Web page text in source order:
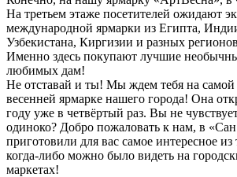
На третьем этаже посетителей ожидают
международной ярмарки из Египта,
Узбекистана, Киргизии и разных
Именно здесь покупают лучшие
любимых дам!
Не отставай и ты! Мы ждем тебя на самой
весенней ярмарке нашего города! Она
году уже в четвёртый раз. Вы не
одиноко? Добро пожаловать к нам, в
приготовили для вас самое интересное из
когда-либо можно было видеть на
маркетах!